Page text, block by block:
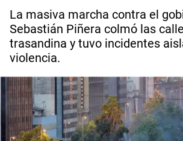
La masiva marcha contra el
Sebastián Piñera colmó las
trasandina y tuvo incidentes
violencia.